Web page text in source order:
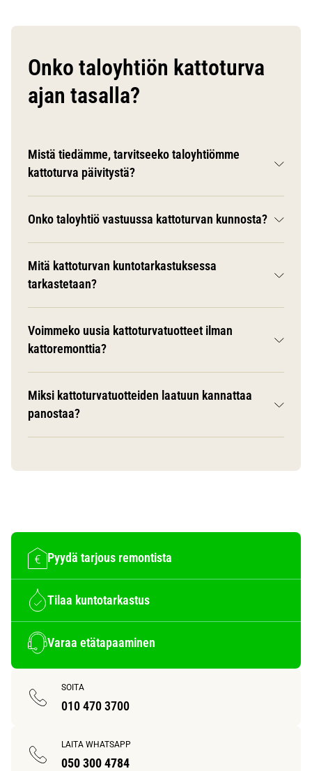
Onko taloyhtiön kattoturva
ajan tasalla?
Mistä tiedämme, tarvitseeko taloyhtiömme
kattoturva päivitystä?
Onko taloyhtiö vastuussa kattoturvan kunnosta?
Mitä kattoturvan kuntotarkastuksessa
tarkastetaan?
Voimmeko uusia kattoturvatuotteet ilman
kattoremonttia?
Miksi kattoturvatuotteiden laatuun kannattaa
panostaa?
Pyydä tarjous remontista
Tilaa kuntotarkastus
Varaa etätapaaminen
SOITA
010 470 3700
LAITA WHATSAPP
050 300 4784